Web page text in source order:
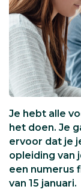
Je hebt alle
het doen. Je
ervoor dat je
opleiding van
een numerus
van 15 januari.